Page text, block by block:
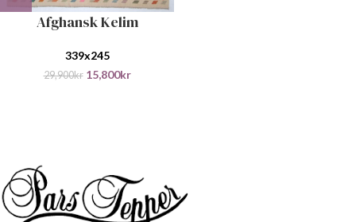
Afghansk Kelim
339x245
29,900kr 15,800kr